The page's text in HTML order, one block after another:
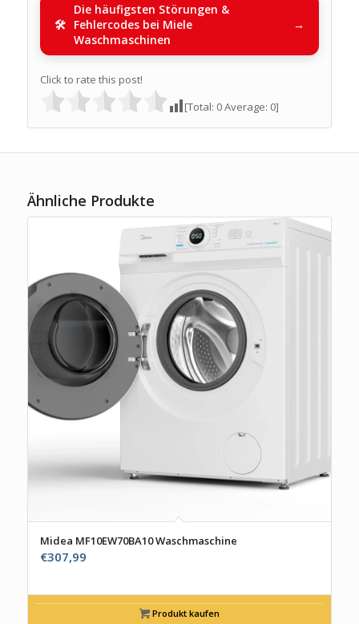
Die häufigsten Störungen &
Fehlercodes bei Miele
Waschmaschinen
Click to rate this post!
[Total: 0Average: 0]
Ähnliche Produkte
Midea MF10EW70BA10 Waschmaschine
€307,99
Produkt kaufen